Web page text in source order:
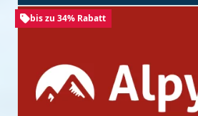
bis zu 34% Rabatt